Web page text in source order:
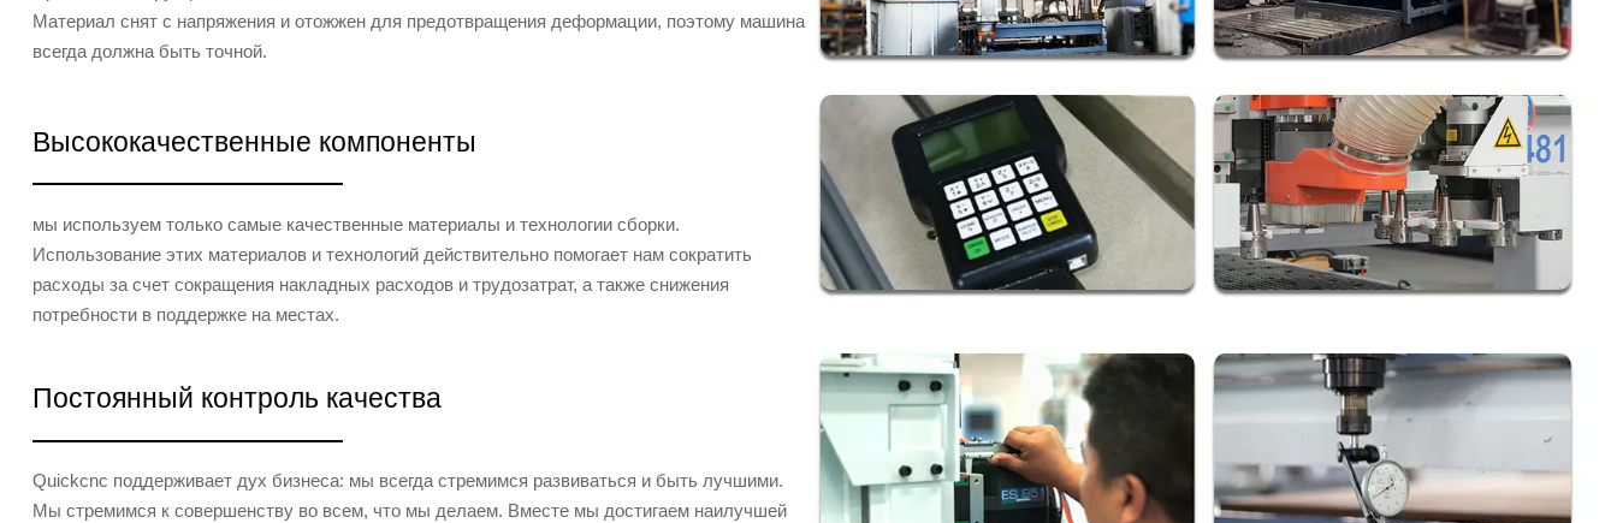
Материал снят с напряжения и отожжен для предотвращения деформации, поэтому машина
всегда должна быть точной.
Высококачественные компоненты
мы используем только самые качественные материалы и технологии сборки.
Использование этих материалов и технологий действительно помогает нам сократить
расходы за счет сокращения накладных расходов и трудозатрат, а также снижения
потребности в поддержке на местах.
Постоянный контроль качества
Quickcnc поддерживает дух бизнеса: мы всегда стремимся развиваться и быть лучшими.
Мы стремимся к совершенству во всем, что мы делаем. Вместе мы достигаем наилучшей